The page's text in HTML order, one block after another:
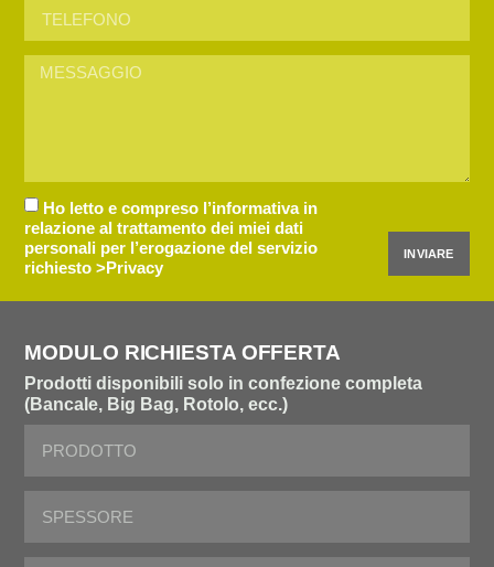
Ho letto e compreso l’informativa in
relazione al trattamento dei miei dati
personali per l’erogazione del servizio
richiesto>Privacy
INVIARE
MODULO RICHIESTA OFFERTA
Prodotti disponibili solo in confezione completa
(Bancale, Big Bag, Rotolo, ecc.)